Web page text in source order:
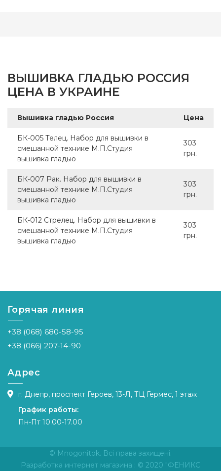
ВЫШИВКА ГЛАДЬЮ РОССИЯ
ЦЕНА В УКРАИНЕ
Вышивка гладью Россия Цена
БК-005 Телец. Набор для вышивки в
смешанной технике М.П.Студия
вышивка гладью
303
грн.
БК-007 Рак. Набор для вышивки в
смешанной технике М.П.Студия
вышивка гладью
303
грн.
БК-012 Стрелец. Набор для вышивки в
смешанной технике М.П.Студия
вышивка гладью
303
грн.
Горячая линия
+38 (068) 680-58-95
+38 (066) 207-14-90
Адрес
г. Днепр, проспект Героев, 13-Л, ТЦ Гермес, 1 этаж
График работы:
Пн-Пт 10.00-17.00
© Mnogonitok. Всі права захищені.
Разработка интернет магазина : © 2020 "ФЕНИКС